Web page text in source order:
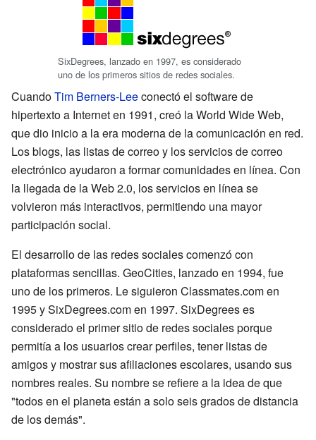
SixDegrees, lanzado en 1997, es considerado
uno de los primeros sitios de redes sociales.
CuandoTim Berners-Leeconectó el software de
hipertexto a Internet en 1991, creó la World Wide Web,
que dio inicio a la era moderna de la comunicación en red.
Los blogs, las listas de correo y los servicios de correo
electrónico ayudaron a formar comunidades en línea. Con
la llegada de la Web 2.0, los servicios en línea se
volvieron más interactivos, permitiendo una mayor
participación social.
El desarrollo de las redes sociales comenzó con
plataformas sencillas. GeoCities, lanzado en 1994, fue
uno de los primeros. Le siguieron Classmates.com en
1995 y SixDegrees.com en 1997. SixDegrees es
considerado el primer sitio de redes sociales porque
permitía a los usuarios crear perfiles, tener listas de
amigos y mostrar sus afiliaciones escolares, usando sus
nombres reales. Su nombre se refiere a la idea de que
"todos en el planeta están a solo seis grados de distancia
de los demás".